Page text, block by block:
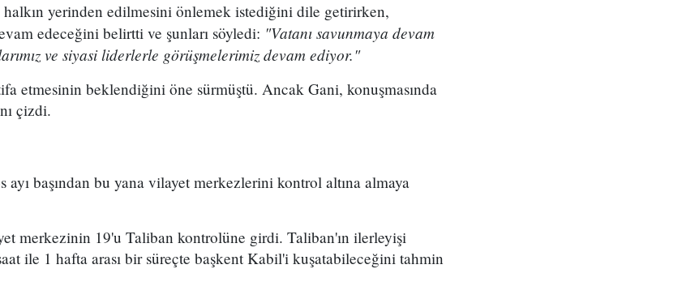
halkın yerinden edilmesini önlemek istediğini dile getirirken,
edeceğini belirtti ve şunları söyledi: "Vatanı savunmaya devam
ve siyasi liderlerle görüşmelerimiz devam ediyor."
etmesinin beklendiğini öne sürmüştü. Ancak Gani, konuşmasında
çizdi.
başından bu yana vilayet merkezlerini kontrol altına almaya
merkezinin 19'u Taliban kontrolüne girdi. Taliban'ın ilerleyişi
ile 1 hafta arası bir süreçte başkent Kabil'i kuşatabileceğini tahmin